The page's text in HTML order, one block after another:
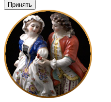
Принять